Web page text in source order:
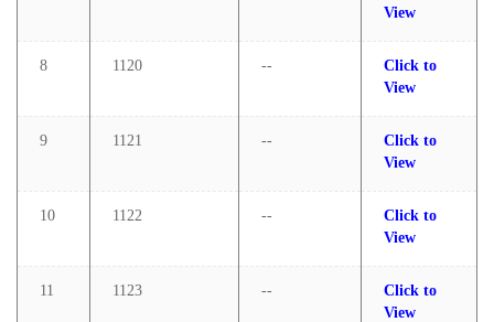
View
8 1120 --
Click to
View
9 1121 --
Click to
View
10 1122 --
Click to
View
11 1123 --
Click to
View